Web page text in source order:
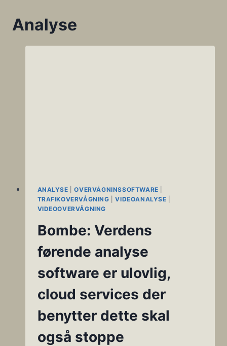
Analyse
ANALYSE |OVERVÅGNINSSOFTWARE
TRAFIKOVERVÅGNING |VIDEOANALYSE
VIDEOOVERVÅGNING
Bombe: Verdens
førende analyse
software er ulovlig,
cloud services der
benytter dette skal
også stoppe